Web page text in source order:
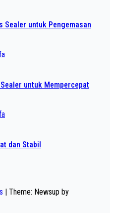
Sealer untuk Pengemasan
untuk Mempercepat
dan Stabil
| Theme: Newsup by